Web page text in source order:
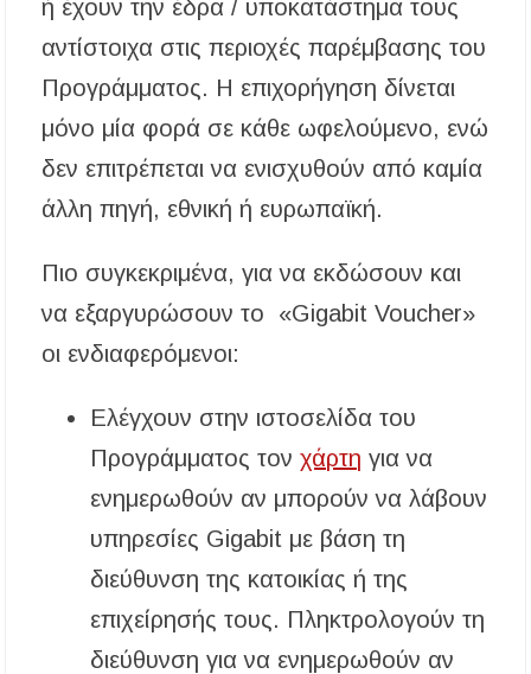
ή έχουν την έδρα / υποκατάστημα τους
αντίστοιχα στις περιοχές παρέμβασης του
Προγράμματος. Η επιχορήγηση δίνεται
μόνο μία φορά σε κάθε ωφελούμενο, ενώ
δεν επιτρέπεται να ενισχυθούν από καμία
άλλη πηγή, εθνική ή ευρωπαϊκή.
Πιο συγκεκριμένα, για να εκδώσουν και
να εξαργυρώσουν το «Gigabit Voucher»
οι ενδιαφερόμενοι:
Ελέγχουν στην ιστοσελίδα του
Προγράμματος τονχάρτη για να
ενημερωθούν αν μπορούν να λάβουν
υπηρεσίες Gigabit με βάση τη
διεύθυνση της κατοικίας ή της
επιχείρησής τους. Πληκτρολογούν τη
διεύθυνση για να ενημερωθούν αν